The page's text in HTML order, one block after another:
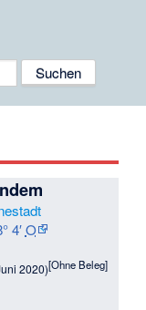
4′O
2020)[Ohne Beleg]